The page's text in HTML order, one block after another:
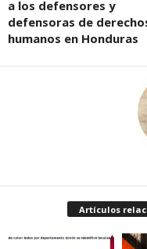
a los defensores y
defensoras de
humanos en Honduras
Artículos